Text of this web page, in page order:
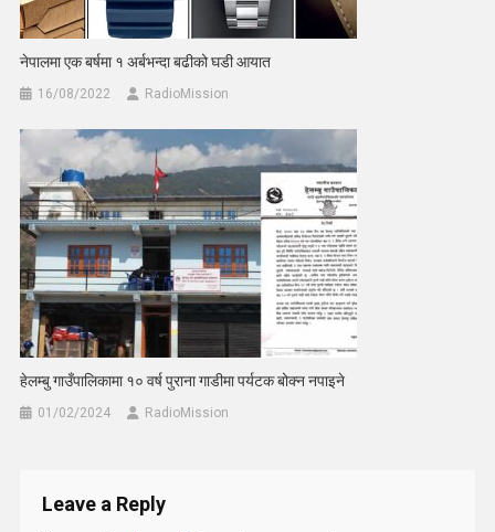
नेपालमा एक बर्षमा १ अर्बभन्दा बढीको घडी आयात
16/08/2022 RadioMission
हेलम्बु गाउँपालिकामा १० वर्ष पुराना गाडीमा पर्यटक बोक्न नपाइने
01/02/2024 RadioMission
Leave a Reply